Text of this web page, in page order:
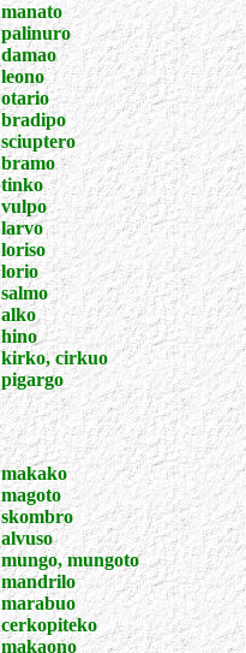
manato
palinuro
damao
leono
otario
bradipo
sciuptero
bramo
tinko
vulpo
larvo
loriso
lorio
salmo
alko
hino
kirko, cirkuo
pigargo
makako
magoto
skombro
alvuso
mungo, mungoto
mandrilo
marabuo
cerkopiteko
makaono